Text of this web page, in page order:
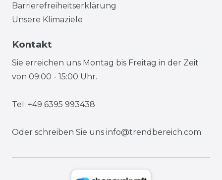
Barrierefreiheitserklärung
Unsere Klimaziele
Kontakt
Sie erreichen uns Montag bis Freitag in der Zeit
von 09:00 - 15:00 Uhr.
Tel: +49 6395 993438
Oder schreiben Sie uns info@trendbereich.com